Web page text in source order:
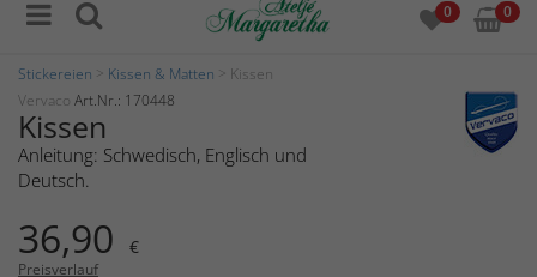
0 0
Stickereien Kissen & Matten > Kissen
Vervaco Art.Nr.: 170448
Kissen
Anleitung: Schwedisch, Englisch und
Deutsch.
36,90 €
Preisverlauf